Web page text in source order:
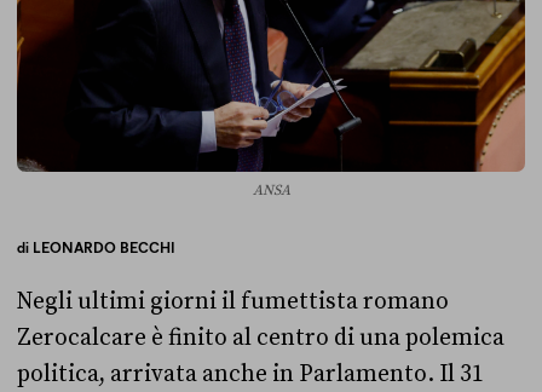
ANSA
di LEONARDO BECCHI
Negli ultimi giorni il fumettista romano
Zerocalcare è finito al centro di una polemica
politica, arrivata anche in Parlamento. Il 31